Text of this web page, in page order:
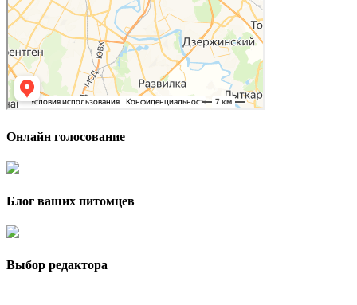
Онлайн голосование
Блог ваших питомцев
Выбор редактора